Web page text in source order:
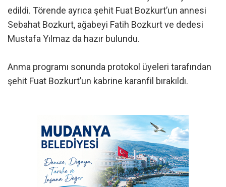
edildi. Törende ayrıca şehit Fuat Bozkurt’un annesi
Sebahat Bozkurt, ağabeyi Fatih Bozkurt ve dedesi
Mustafa Yılmaz da hazır bulundu.
Anma programı sonunda protokol üyeleri tarafından
şehit Fuat Bozkurt’un kabrine karanfil bırakıldı.